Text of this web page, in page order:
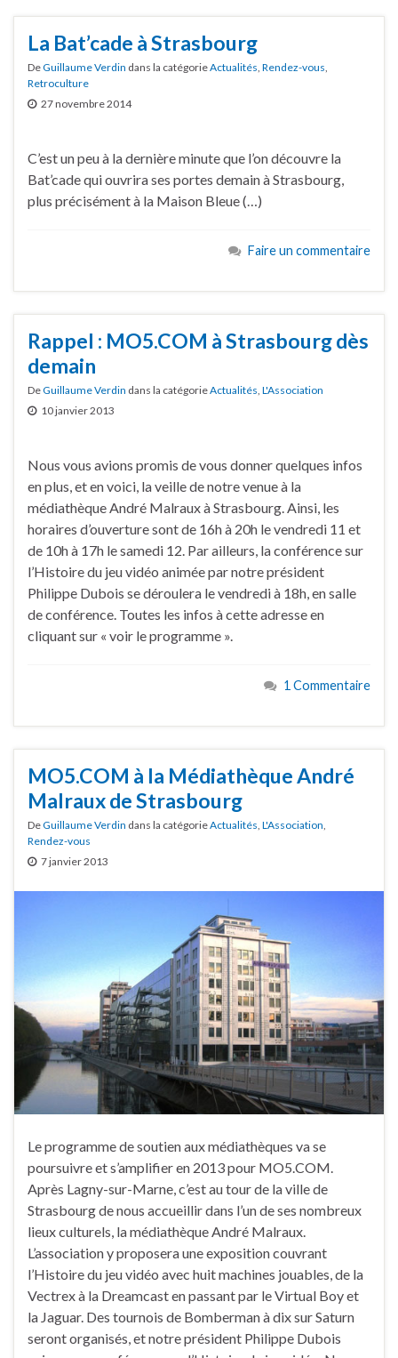
La Bat’cade à Strasbourg
DeGuillaume Verdin dans la catégorieActualités, Rendez-vous,
Retroculture
27 novembre 2014
C’est un peu à la dernière minute que l’on découvre la
Bat’cade qui ouvrira ses portes demain à Strasbourg,
plus précisément à la Maison Bleue (…)
Faire un commentaire
Rappel : MO5.COM à Strasbourg dès
demain
DeGuillaume Verdin dans la catégorieActualités L'Association
10 janvier 2013
Nous vous avions promis de vous donner quelques infos
en plus, et en voici, la veille de notre venue à la
médiathèque André Malraux à Strasbourg. Ainsi, les
horaires d’ouverture sont de 16h à 20h le vendredi 11 et
de 10h à 17h le samedi 12. Par ailleurs, la conférence sur
l’Histoire du jeu vidéo animée par notre président
Philippe Dubois se déroulera le vendredi à 18h, en salle
de conférence. Toutes les infos à cette adresse en
cliquant sur « voir le programme ».
1 Commentaire
MO5.COM à la Médiathèque André
Malraux de Strasbourg
DeGuillaume Verdin dans la catégorieActualités L'Association
Rendez-vous
7 janvier 2013
Le programme de soutien aux médiathèques va se
poursuivre et s’amplifier en 2013 pour MO5.COM.
Après Lagny-sur-Marne, c’est au tour de la ville de
Strasbourg de nous accueillir dans l’un de ses nombreux
lieux culturels, la médiathèque André Malraux.
L’association y proposera une exposition couvrant
l’Histoire du jeu vidéo avec huit machines jouables, de la
Vectrex à la Dreamcast en passant par le Virtual Boy et
la Jaguar. Des tournois de Bomberman à dix sur Saturn
seront organisés, et notre président Philippe Dubois